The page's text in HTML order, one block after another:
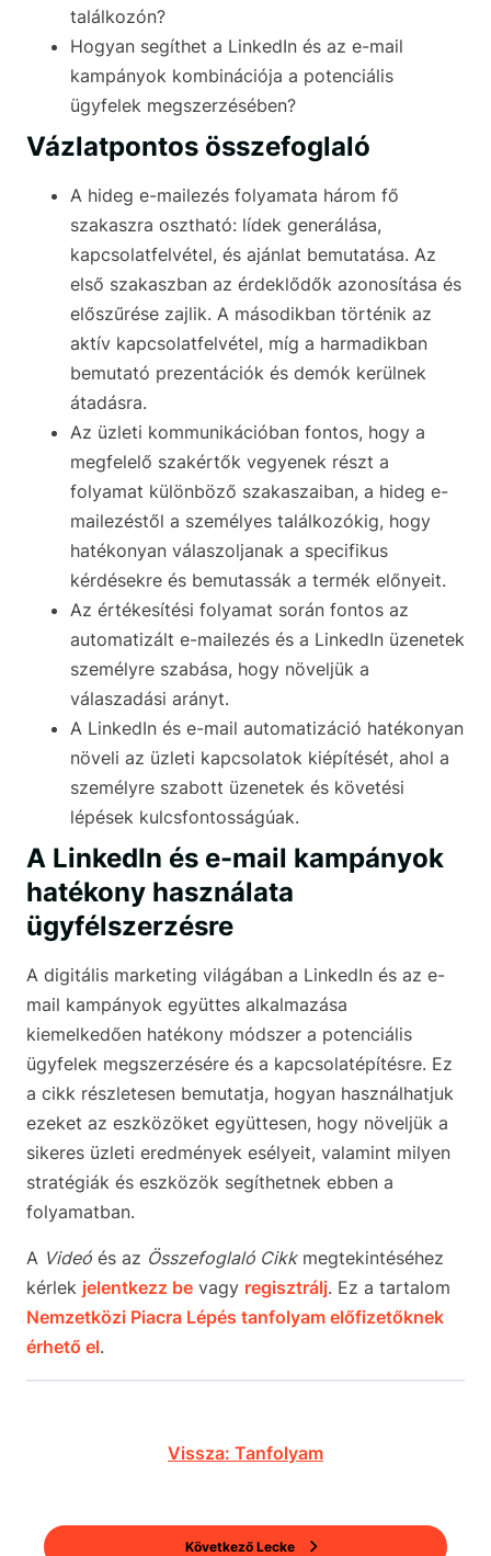
találkozón?
Hogyan segíthet a LinkedIn és az e-mail
kampányok kombinációja a potenciális
ügyfelek megszerzésében?
Vázlatpontos összefoglaló
A hideg e-mailezés folyamata három fő
szakaszra osztható: lídek generálása,
kapcsolatfelvétel, és ajánlat bemutatása. Az
első szakaszban az érdeklődők azonosítása és
előszűrése zajlik. A másodikban történik az
aktív kapcsolatfelvétel, míg a harmadikban
bemutató prezentációk és demók kerülnek
átadásra.
Az üzleti kommunikációban fontos, hogy a
megfelelő szakértők vegyenek részt a
folyamat különböző szakaszaiban, a hideg e-
mailezéstől a személyes találkozókig, hogy
hatékonyan válaszoljanak a specifikus
kérdésekre és bemutassák a termék előnyeit.
Az értékesítési folyamat során fontos az
automatizált e-mailezés és a LinkedIn üzenetek
személyre szabása, hogy növeljük a
válaszadási arányt.
A LinkedIn és e-mail automatizáció hatékonyan
növeli az üzleti kapcsolatok kiépítését, ahol a
személyre szabott üzenetek és követési
lépések kulcsfontosságúak.
A LinkedIn és e-mail kampányok
hatékony használata
ügyfélszerzésre
A digitális marketing világában a LinkedIn és az e-
mail kampányok együttes alkalmazása
kiemelkedően hatékony módszer a potenciális
ügyfelek megszerzésére és a kapcsolatépítésre. Ez
a cikk részletesen bemutatja, hogyan használhatjuk
ezeket az eszközöket együttesen, hogy növeljük a
sikeres üzleti eredmények esélyeit, valamint milyen
stratégiák és eszközök segíthetnek ebben a
folyamatban.
A Videó és az Összefoglaló Cikkmegtekintéséhez
kérlek jelentkezz be vagy regisztrálj. Ez a tartalom
Nemzetközi Piacra Lépés tanfolyam előfizetőknek
érhető el.
Vissza: Tanfolyam
Következő Lecke